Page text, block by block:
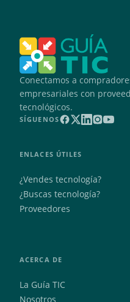
Conectamos a
empresariales con
tecnológicos.
SÍGUENOS
ENLACES ÚTILES
¿Vendes tecnología?
¿Buscas tecnología?
Proveedores
ACERCA DE
La Guía TIC
Nosotros